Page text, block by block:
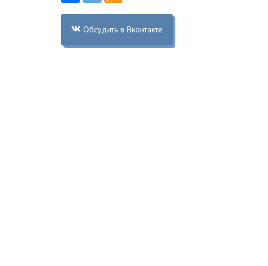
Обсудить в Вконтакте